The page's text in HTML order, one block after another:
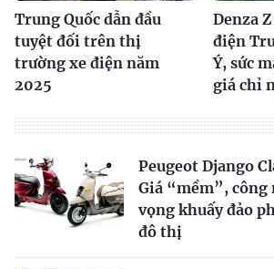
Trung Quốc dẫn đầu
tuyệt đối trên thị
trường xe điện năm
2025
Denza
điện
Ý, sức
giá chỉ
Peugeot Django
Giá “mềm”, công
vọng khuấy đảo
đô thị